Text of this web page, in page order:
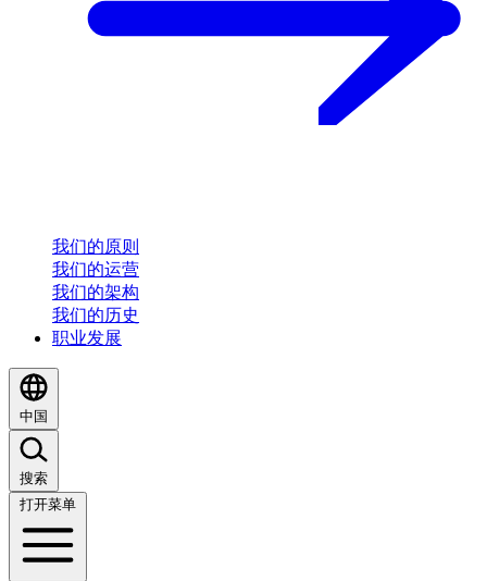
我们的原则
我们的运营
我们的架构
我们的历史
职业发展
中国
搜索
打开菜单